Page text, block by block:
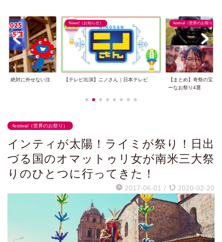
さん｜日本テレビ
festival（世界のお祭り）
【まとめ】奇祭の宝庫スペインのクレイジ
News!（お知らせ）
【テレビ出演】#バズ
みよう〜｜NHK...
festival（世界のお祭り）
インティが太陽！ライミが祭り！日出
づる国のオマットゥリ女が南米三大祭
りのひとつに行ってきた！
2017-06-01 / 2020-02-20